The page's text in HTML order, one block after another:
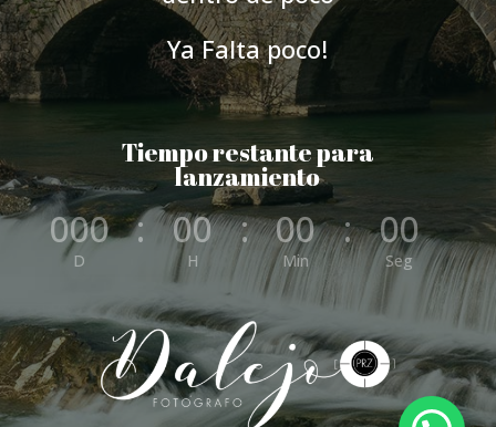
Ya Falta poco!
Tiempo restante para
lanzamiento
000
D
: 00
H
: 00
Min
: 00
Seg